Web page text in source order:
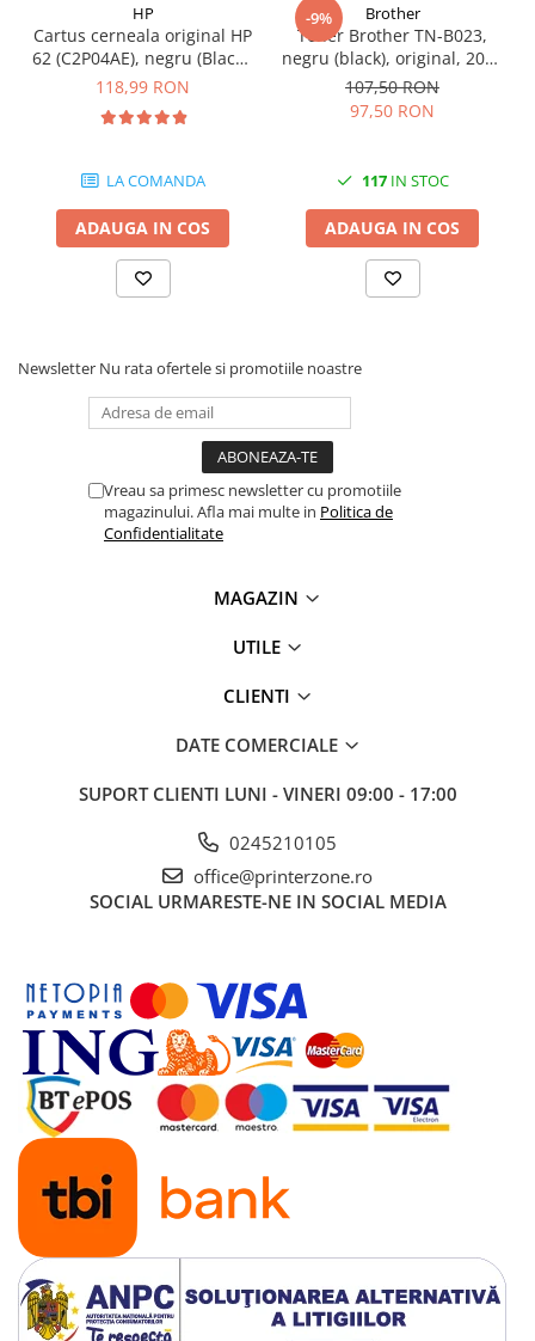
HP
Cartus cerneala original HP
62 (C2P04AE), negru (Black),
200 pagini
118,99 RON
LA COMANDA
ADAUGA IN COS
-9% Brother
Toner Brother TN-B023,
negru (black), original, 2000
pagini
107,50 RON
97,50 RON
117IN STOC
ADAUGA IN COS
Newsletter Nu rata ofertele si promotiile noastre
Vreau sa primesc newsletter cu promotiile
magazinului. Afla mai multe in Politica de
Confidentialitate
MAGAZIN
UTILE
CLIENTI
DATE COMERCIALE
SUPORT CLIENTI LUNI - VINERI 09:00 - 17:00
0245210105
office@printerzone.ro
SOCIAL URMARESTE-NE IN SOCIAL MEDIA